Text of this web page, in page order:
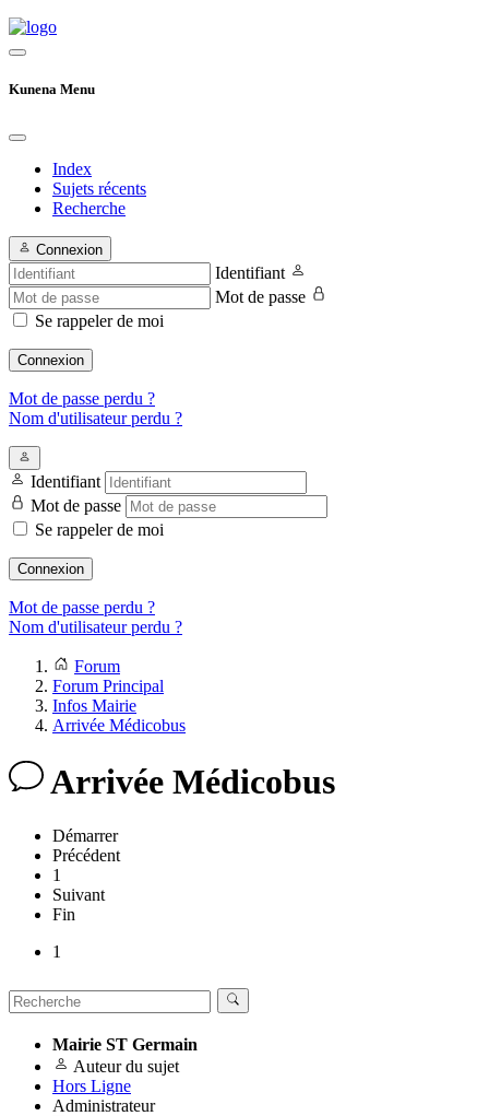
Kunena Menu
Index
Sujets récents
Recherche
Connexion
Identifiant
Mot de passe
Se rappeler de moi
Connexion
Mot de passe perdu ?
Nom d'utilisateur perdu ?
Identifiant
Mot de passe
Se rappeler de moi
Connexion
Mot de passe perdu ?
Nom d'utilisateur perdu ?
Forum
Forum Principal
Infos Mairie
Arrivée Médicobus
Arrivée Médicobus
Démarrer
Précédent
1
Suivant
Fin
1
Mairie ST Germain
Auteur du sujet
Hors Ligne
Administrateur